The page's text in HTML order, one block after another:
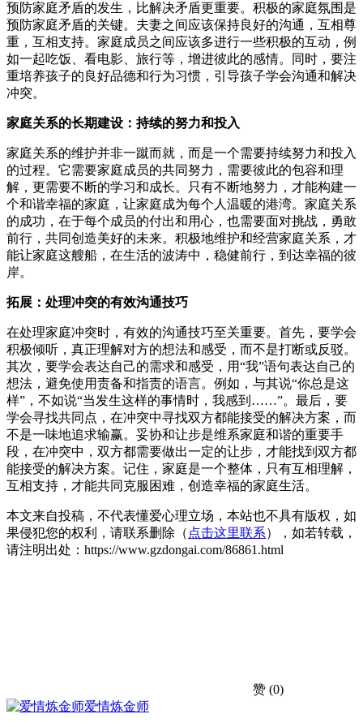
预防家庭矛盾的发生，比解决矛盾更重要。积极的家庭氛围是
预防家庭矛盾的关键。夫妻之间应该保持良好的沟通，互相尊
重，互相支持。家庭成员之间应该多进行一些积极的互动，例
如一起吃饭、看电影、旅行等，增进彼此的感情。同时，要注
重培养孩子的良好品德和行为习惯，引导孩子学会沟通和解决
冲突。
家庭关系的长期建设：持续的努力和投入
家庭关系的维护并非一蹴而就，而是一个需要持续努力和投入
的过程。它需要家庭成员的共同努力，需要彼此的包容和理
解，更需要不断的学习和成长。只有不断地努力，才能构建一
个和谐幸福的家庭，让家庭成为每个人温暖的港湾。家庭关系
的成功，在于每个成员的付出和用心，也需要面对挑战，勇敢
前行，共同创造美好的未来。积极地维护和经营家庭关系，才
能让家庭这艘船，在生活的波涛中，稳健前行，到达幸福的彼
岸。
拓展：处理冲突的有效沟通技巧
在处理家庭冲突时，有效的沟通技巧至关重要。首先，要学会
积极倾听，真正理解对方的想法和感受，而不是打断或反驳。
其次，要学会表达自己的需求和感受，用“我”语句表达自己的
想法，避免使用责备和指责的语言。例如，与其说“你总是这
样”，不如说“当发生这样的事情时，我感到……”。最后，要
学会寻找共同点，在冲突中寻找双方都能接受的解决方案，而
不是一味地追求输赢。妥协和让步是维系家庭和谐的重要手
段，在冲突中，双方都需要做出一定的让步，才能找到双方都
能接受的解决方案。记住，家庭是一个整体，只有互相理解，
互相支持，才能共同克服困难，创造幸福的家庭生活。
本文来自投稿，不代表懂爱心理立场，本站也不具有版权，如
果侵犯您的权利，请联系删除（ 点击这里联系），如若转载，
请注明出处：https://www.gzdongai.com/86861.html
赞 (0)
爱情炼金师